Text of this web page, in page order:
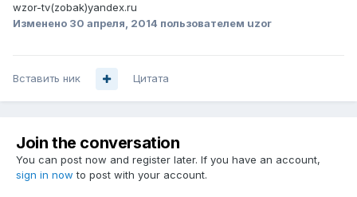
wzor-tv(zobak)yandex.ru
Изменено 30 апреля, 2014 пользователем uzor
Вставить ник Цитата
Join the conversation
You can post now and register later. If you have an account,
sign in now to post with your account.